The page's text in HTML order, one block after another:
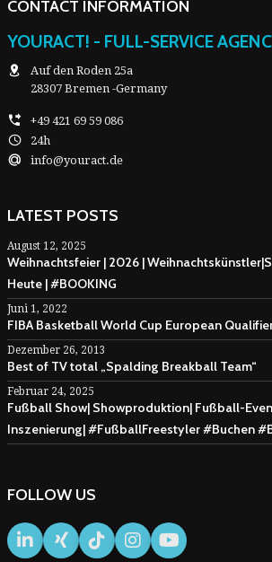
CONTACT INFORMATION
YOURACT! - FULL-SERVICE
Auf den Roden 25a
28307 Bremen -Germany
+49 421 69 59 086
24h
info@youract.de
LATEST POSTS
August 12, 2025
Weihnachtsfeier | 2026 |
Heute | #BOOKING
Juni 1, 2022
FIBA Basketball World Cup European
Dezember 26, 2013
Best of TV total „Spalding Breakball Team“
Februar 24, 2025
Fußball Show| Showproduktion| Fußball-
Inszenierung| #FußballFreestyler #Buchen
FOLLOW US